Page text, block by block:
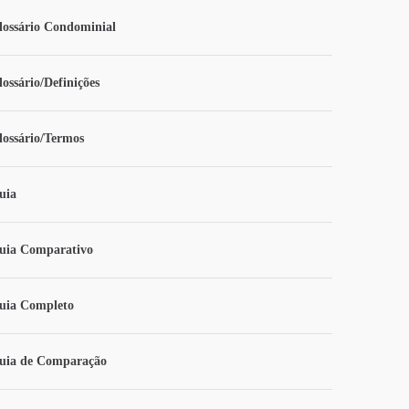
Condominial
Definições
Termos
Comparativo
Completo
de Comparação